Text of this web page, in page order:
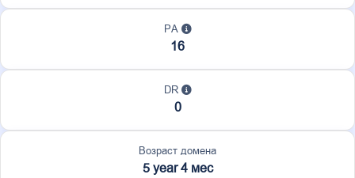
PA
16
DR
0
Возраст домена
5 year 4 мес